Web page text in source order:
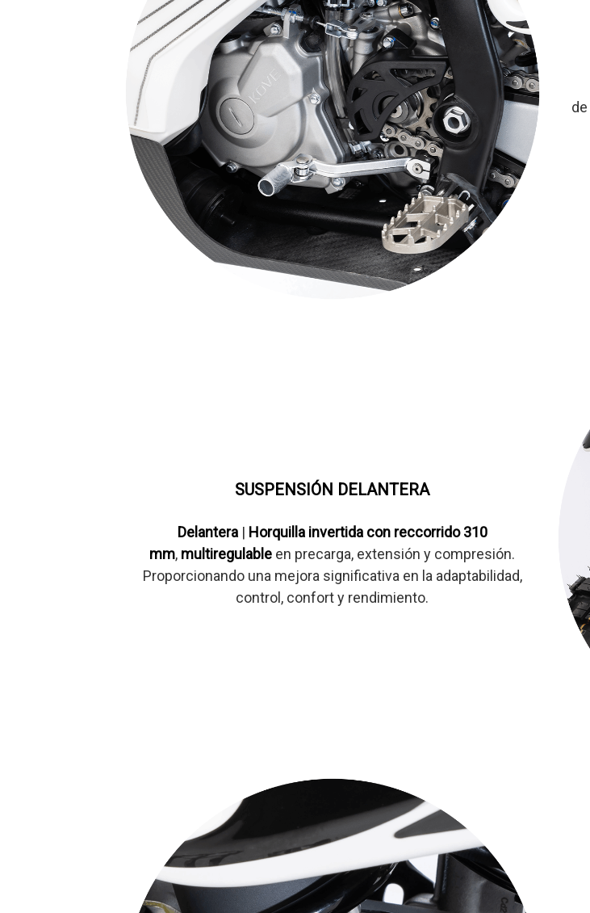
de
SUSPENSIÓN DELANTERA
Delantera| Horquilla invertida con reccorrido 310
mm, multiregulable en precarga, extensión y compresión.
Proporcionando una mejora significativa en la adaptabilidad,
control, confort y rendimiento.